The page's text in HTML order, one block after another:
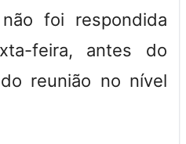
foi respondida
feira, antes do
reunião no nível